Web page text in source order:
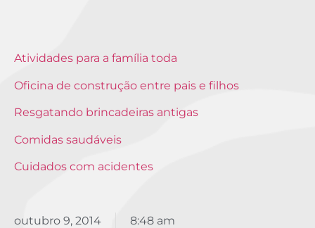
Atividades para a família toda
Oficina de construção entre pais e filhos
Resgatando brincadeiras antigas
Comidas saudáveis
Cuidados com acidentes
outubro 9, 2014 8:48 am